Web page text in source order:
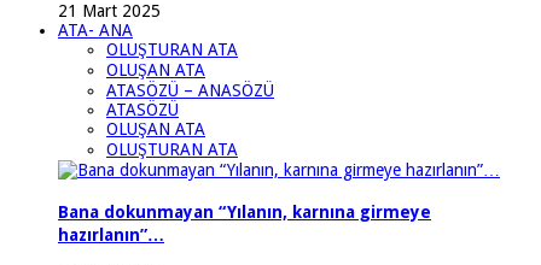
21 Mart 2025
ATA- ANA
OLUŞTURAN ATA
OLUŞAN ATA
ATASÖZÜ – ANASÖZÜ
ATASÖZÜ
OLUŞAN ATA
OLUŞTURAN ATA
Bana dokunmayan “Yılanın, karnına girmeye
hazırlanın”…